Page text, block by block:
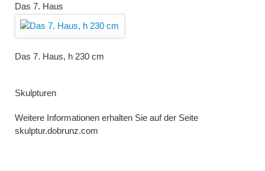
Das 7. Haus
Das 7. Haus, h 230 cm
Skulpturen
Weitere Informationen erhalten Sie auf der Seite
skulptur.dobrunz.com